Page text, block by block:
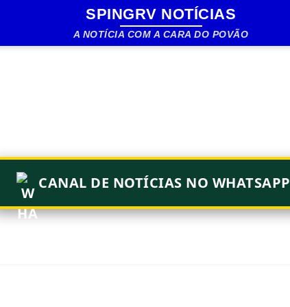
Pular para o conteúdo principal
SPINGRV NOTÍCIAS
A NOTÍCIA COM A CARA DO POVÃO
CANAL DE NOTÍCIAS NO WHATSAPP